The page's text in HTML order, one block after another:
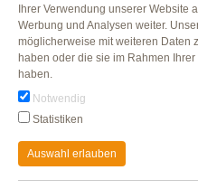
Ihrer Verwendung unserer Website
Werbung und Analysen weiter.
möglicherweise mit weiteren Daten
haben oder die sie im Rahmen
haben.
Notwendig
Statistiken
Auswahl erlauben